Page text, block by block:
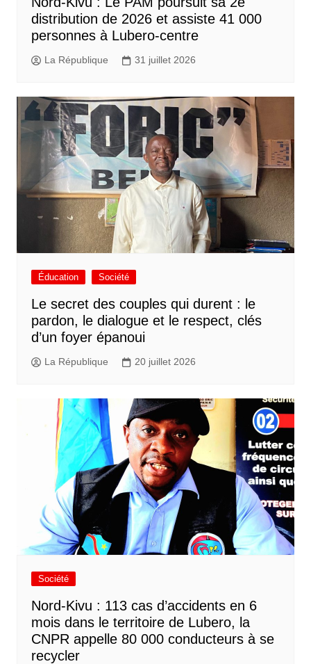
distribution de 2026 et assiste 41 000
personnes à Lubero-centre
La République 31 juillet 2026
Éducation Société
Le secret des couples qui durent : le
pardon, le dialogue et le respect, clés
d’un foyer épanoui
La République 20 juillet 2026
Société
Nord-Kivu : 113 cas d’accidents en 6
mois dans le territoire de Lubero, la
CNPR appelle 80 000 conducteurs à se
recycler